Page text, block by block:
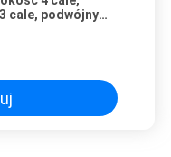
cale, podwójny
zdrowotnej